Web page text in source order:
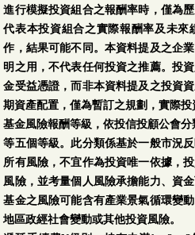
進行模擬投資組合之報酬率時，僅為
代表本投資組合之實際報酬率及未來
作，結果可能不同。本資料提及之企
明之用，不代表任何投資之推薦。投
金受益憑證，而非本資料提及之投資
期資產配置，僅為暫訂之規劃，實際投
基金風險報酬等級，依投信投顧公會
等五個等級。此分類係基於一般市況
所有風險，不宜作為投資唯一依據，
風險，並考量個人風險承擔能力、資
基金之風險可能含有產業景氣循環變
地區政經社會變動或其他投資風險。